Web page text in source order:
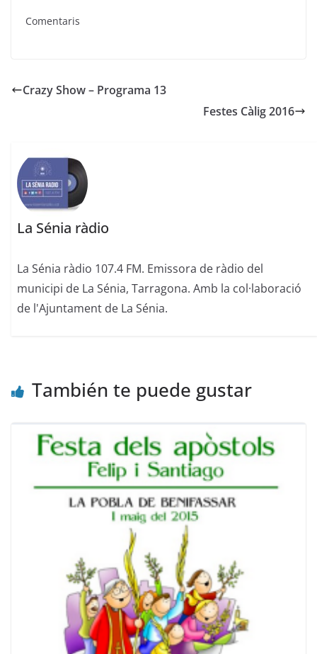
Comentaris
Crazy Show – Programa 13
Festes Càlig 2016
La Sénia ràdio
La Sénia ràdio 107.4 FM. Emissora de ràdio del
municipi de La Sénia, Tarragona. Amb la col·laboració
de l'Ajuntament de La Sénia.
También te puede gustar